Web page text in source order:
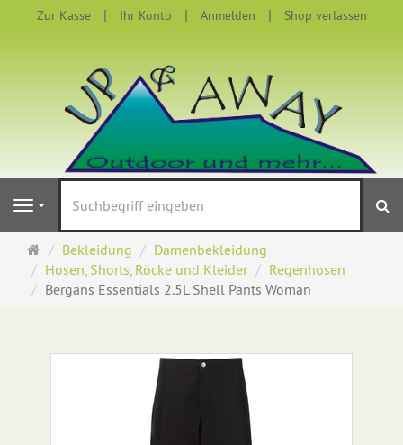
Zur Kasse Ihr Konto Anmelden Shop verlassen
Navigation
Startseite
Bekleidung
Damenbekleidung
Hosen, Shorts, Röcke und Kleider
Regenhosen
Bergans Essentials 2.5L Shell Pants Woman